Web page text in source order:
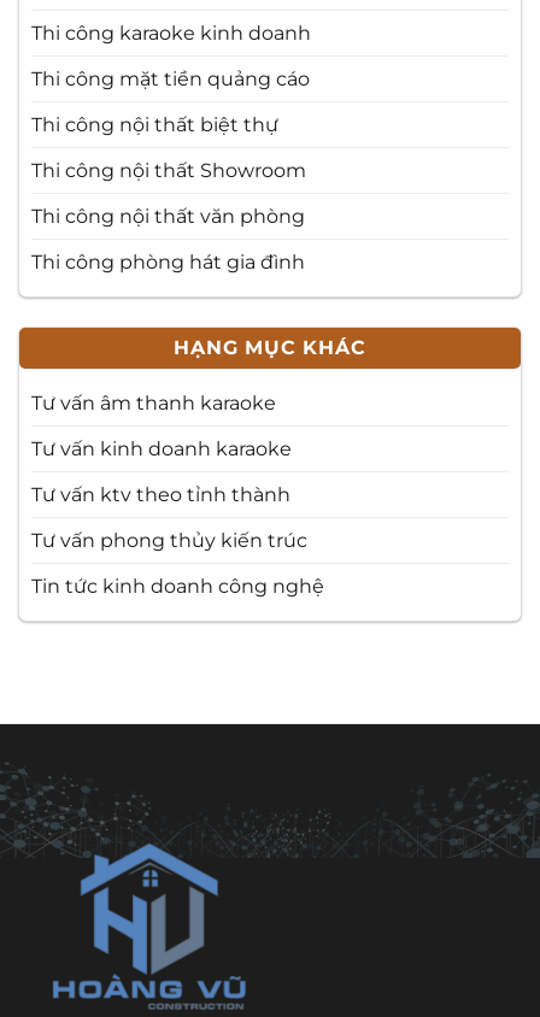
Thi công karaoke kinh doanh
Thi công mặt tiền quảng cáo
Thi công nội thất biệt thự
Thi công nội thất Showroom
Thi công nội thất văn phòng
Thi công phòng hát gia đình
HẠNG MỤC KHÁC
Tư vấn âm thanh karaoke
Tư vấn kinh doanh karaoke
Tư vấn ktv theo tỉnh thành
Tư vấn phong thủy kiến trúc
Tin tức kinh doanh công nghệ